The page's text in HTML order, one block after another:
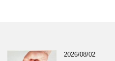
2026/08/02